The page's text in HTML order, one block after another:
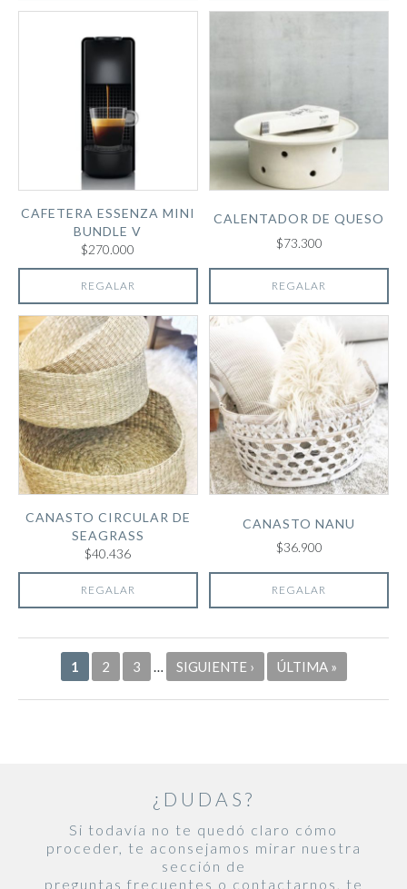
CAFETERA ESSENZA MINI
BUNDLE V
$270.000
REGALAR
CALENTADOR DE QUESO
$73.300
REGALAR
CANASTO CIRCULAR DE
SEAGRASS
$40.436
REGALAR
CANASTO NANU
$36.900
REGALAR
Páginas
1 2 3 … SIGUIENTE › ÚLTIMA »
¿DUDAS?
Si todavía no te quedó claro cómo
proceder, te aconsejamos mirar nuestra
sección de
preguntas frecuentes o contactarnos, te